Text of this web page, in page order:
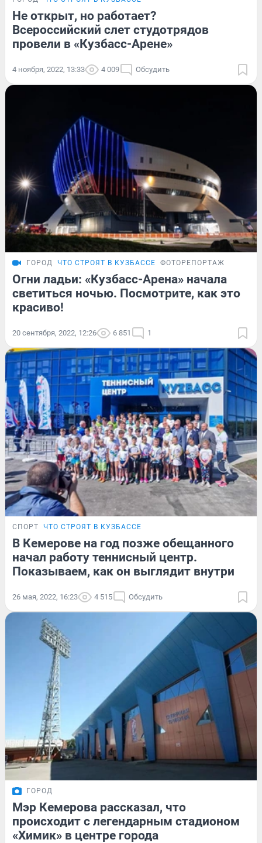
Не открыт, но работает?
Всероссийский слет студотрядов
провели в «Кузбасс-Арене»
4 ноября, 2022, 13:33 4 009 Обсудить
ГОРОД ЧТО СТРОЯТ В КУЗБАССЕ ФОТОРЕПОРТАЖ
Огни ладьи: «Кузбасс-Арена» начала
светиться ночью. Посмотрите, как это
красиво!
20 сентября, 2022, 12:26 6 851 1
СПОРТ ЧТО СТРОЯТ В КУЗБАССЕ
В Кемерове на год позже обещанного
начал работу теннисный центр.
Показываем, как он выглядит внутри
26 мая, 2022, 16:23 4 515 Обсудить
ГОРОД
Мэр Кемерова рассказал, что
происходит с легендарным стадионом
«Химик» в центре города